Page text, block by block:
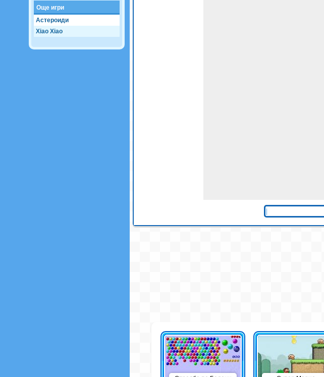
Още игри
Астероиди
Xiao Xiao